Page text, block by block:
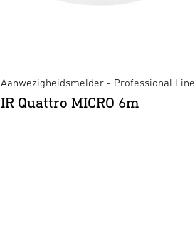
Aanwezigheidsmelder - Professional Line
IR Quattro MICRO 6m